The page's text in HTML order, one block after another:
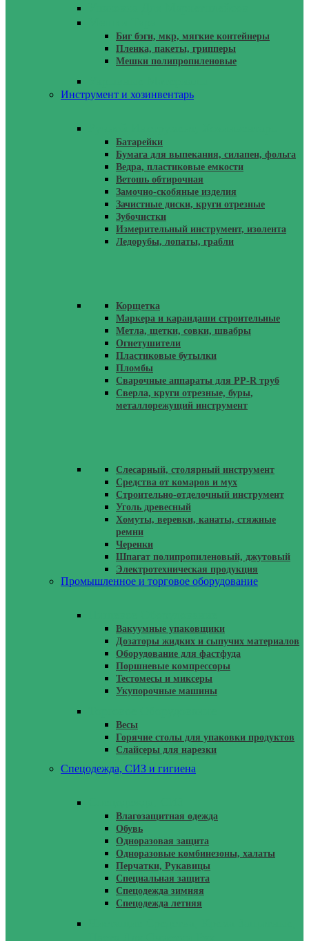
Биг бэги, мкр, мягкие контейнеры
Пленка, пакеты, грипперы
Мешки полипропиленовые
Инструмент и хозинвентарь
Батарейки
Бумага для выпекания, силапен, фольга
Ведра, пластиковые емкости
Ветошь обтирочная
Замочно-скобяные изделия
Зачистные диски, круги отрезные
Зубочистки
Измерительный инструмент, изолента
Ледорубы, лопаты, грабли
Корщетка
Маркера и карандаши строительные
Метла, щетки, совки, швабры
Огнетушители
Пластиковые бутылки
Пломбы
Сварочные аппараты для PP-R труб
Сверла, круги отрезные, буры,
металлорежущий инструмент
Слесарный, столярный инструмент
Средства от комаров и мух
Строительно-отделочный инструмент
Уголь древесный
Хомуты, веревки, канаты, стяжные
ремни
Черенки
Шпагат полипропиленовый, джутовый
Электротехническая продукция
Промышленное и торговое оборудование
Вакуумные упаковщики
Дозаторы жидких и сыпучих материалов
Оборудование для фастфуда
Поршневые компрессоры
Тестомесы и миксеры
Укупорочные машины
Весы
Горячие столы для упаковки продуктов
Слайсеры для нарезки
Спецодежда, СИЗ и гигиена
Влагозащитная одежда
Обувь
Одноразовая защита
Одноразовые комбинезоны, халаты
Перчатки, Рукавицы
Специальная защита
Спецодежда зимняя
Спецодежда летняя